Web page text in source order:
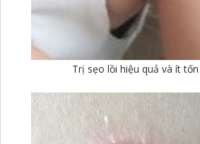
Trị sẹo lồi hiệu quả và ít